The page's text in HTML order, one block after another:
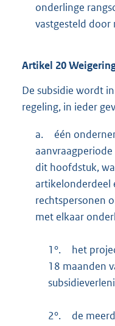
onderlinge
vastgesteld
Artikel 20
De subsidie wordt
regeling, in ieder
a.
één
dit hoofdstuk,
artikelonderdeel
rechtspersonen
met elkaar
1°.
het
18 maanden
2°.
de